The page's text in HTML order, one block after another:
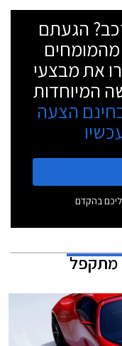
הגעתם
מהמומחים
את מבצעי
המיוחדות
הצעה
בהקדם